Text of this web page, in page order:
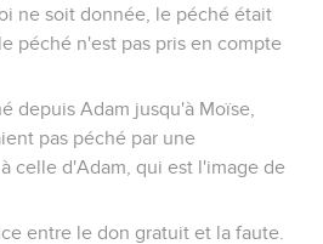
ne soit donnée, le péché était
péché n'est pas pris en compte
depuis Adam jusqu'à Moïse,
pas péché par une
celle d'Adam, qui est l'image de
entre le don gratuit et la faute.